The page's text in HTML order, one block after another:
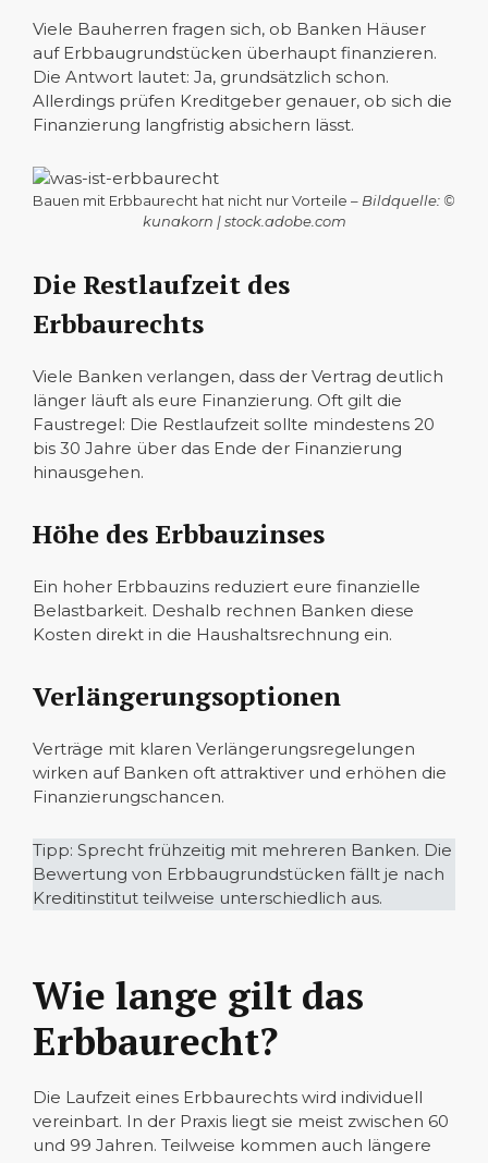
Viele Bauherren fragen sich, ob Banken Häuser
auf Erbbaugrundstücken überhaupt finanzieren.
Die Antwort lautet: Ja, grundsätzlich schon.
Allerdings prüfen Kreditgeber genauer, ob sich die
Finanzierung langfristig absichern lässt.
Bauen mit Erbbaurecht hat nicht nur Vorteile – Bildquelle: ©
kunakorn | stock.adobe.com
Die Restlaufzeit des
Erbbaurechts
Viele Banken verlangen, dass der Vertrag deutlich
länger läuft als eure Finanzierung. Oft gilt die
Faustregel: Die Restlaufzeit sollte mindestens 20
bis 30 Jahre über das Ende der Finanzierung
hinausgehen.
Höhe des Erbbauzinses
Ein hoher Erbbauzins reduziert eure finanzielle
Belastbarkeit. Deshalb rechnen Banken diese
Kosten direkt in die Haushaltsrechnung ein.
Verlängerungsoptionen
Verträge mit klaren Verlängerungsregelungen
wirken auf Banken oft attraktiver und erhöhen die
Finanzierungschancen.
Tipp: Sprecht frühzeitig mit mehreren Banken. Die
Bewertung von Erbbaugrundstücken fällt je nach
Kreditinstitut teilweise unterschiedlich aus.
Wie lange gilt das
Erbbaurecht?
Die Laufzeit eines Erbbaurechts wird individuell
vereinbart. In der Praxis liegt sie meist zwischen 60
und 99 Jahren. Teilweise kommen auch längere